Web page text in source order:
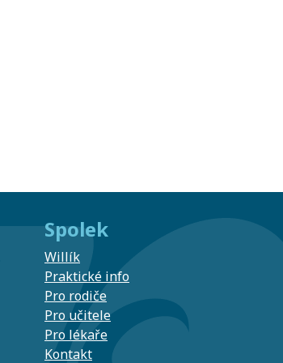
Spolek
Willík
Praktické info
Pro rodiče
Pro učitele
Pro lékaře
Kontakt